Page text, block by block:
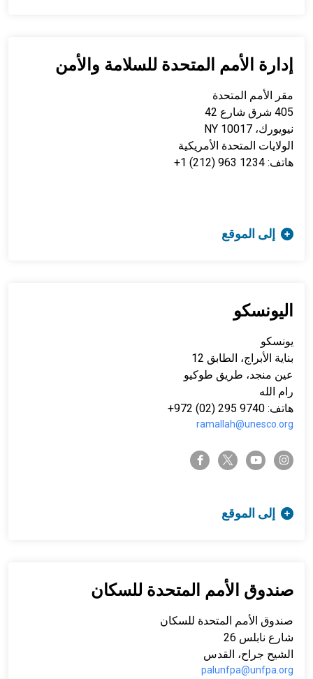
إدارة الأمم المتحدة للسلامة والأمن
مقر الأمم المتحدة
405 شرق شارع 42
نيويورك، NY 10017
الولايات المتحدة الأمريكية
هاتف: 1234 963 (212) 1+
إلى الموقع
اليونسكو
يونسكو
بناية الأبراج، الطابق 12
عين منجد، طريق طوكيو
رام الله
هاتف: 9740 295 (02) 972+
ramallah@unesco.org
instagram
youtube
twitter-x
facebook-f
إلى الموقع
صندوق الأمم المتحدة للسكان
صندوق الأمم المتحدة للسكان
شارع نابلس 26
الشيح جراح، القدس
palunfpa@unfpa.org